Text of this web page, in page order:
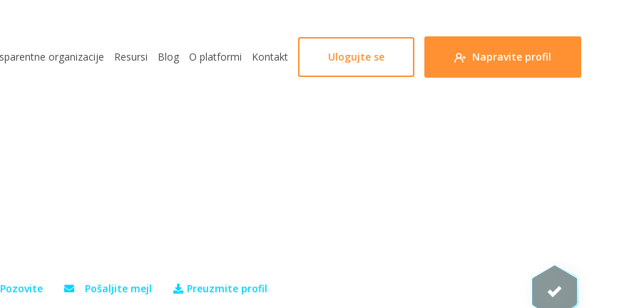
organizacije Resursi Blog O platformi Kontakt Ulogujte se Napravite profil
Pozovite Pošaljite mejl Preuzmite profil